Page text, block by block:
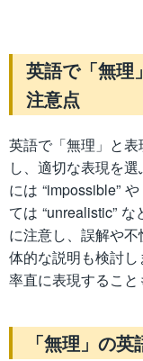
英語で「無理
注意点
英語で「無理」と
し、適切な表現を
には “impossible”
ては “unrealistic”
に注意し、誤解や
体的な説明も検討
率直に表現すること
「無理」の